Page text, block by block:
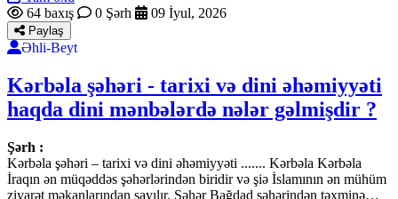
64 baxış
0 Şərh 09 İyul, 2026
Paylaş
Əhli-Beyt
Kərbəla şəhəri - tarixi və dini əhəmiyyəti
haqda dini mənbələrdə nələr gəlmişdir ?
Şərh :
Kərbəla şəhəri – tarixi və dini əhəmiyyəti ....... Kərbəla Kərbəla
İraqın ən müqəddəs şəhərlərindən biridir və şiə İslamının ən mühüm
ziyarət məkanlarından sayılır. Şəhər Bağdad şəhərindən təxminə…